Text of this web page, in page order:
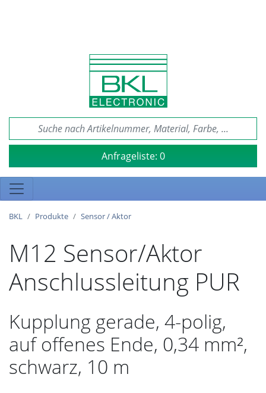
Anfrageliste: 0
BKL Produkte Sensor / Aktor
M12 Sensor/Aktor
Anschlussleitung PUR
Kupplung gerade, 4-polig,
auf offenes Ende, 0,34 mm²,
schwarz, 10 m